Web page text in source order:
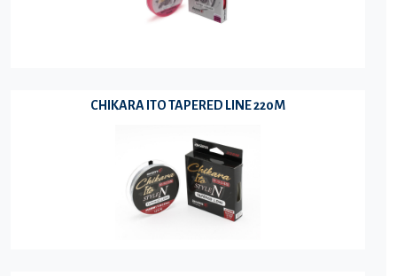
CHIKARA ITO TAPERED LINE 220M